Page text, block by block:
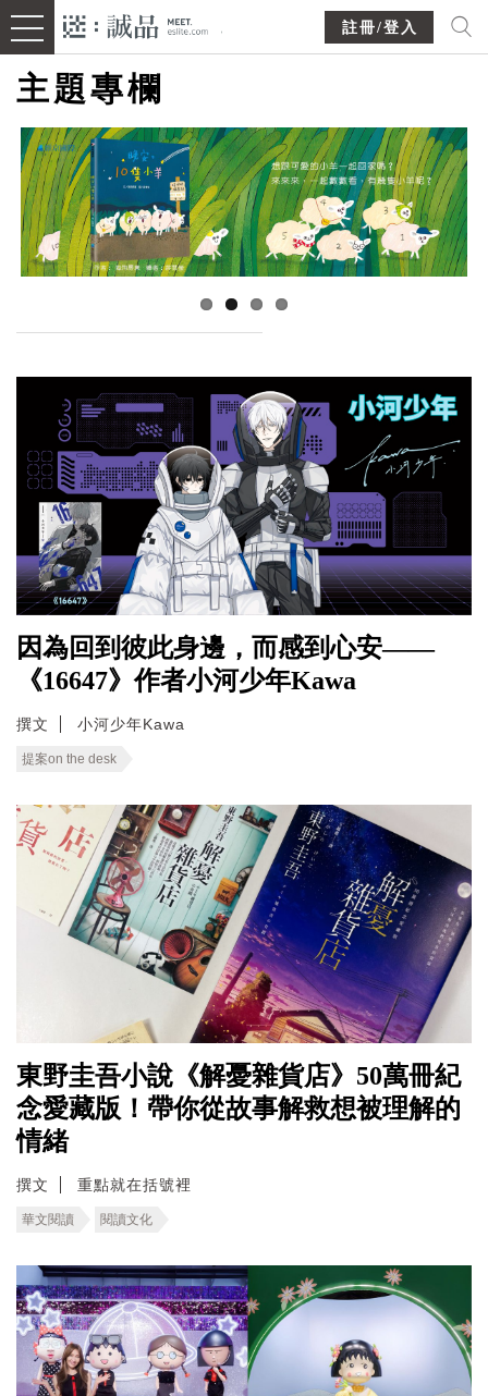
註冊/登入
主題專欄
因為回到彼此身邊，而感到心安——
《16647》作者小河少年Kawa
撰文 小河少年Kawa
提案on the desk
東野圭吾小說《解憂雜貨店》50萬冊紀
念愛藏版！帶你從故事解救想被理解的
情緒
撰文 重點就在括號裡
華文閱讀 閱讀文化